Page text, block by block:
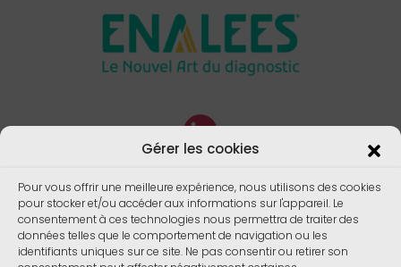
Gérer les cookies
Pour vous offrir une meilleure expérience, nous utilisons des cookies
pour stocker et/ou accéder aux informations sur l'appareil. Le
consentement à ces technologies nous permettra de traiter des
données telles que le comportement de navigation ou les
identifiants uniques sur ce site. Ne pas consentir ou retirer son